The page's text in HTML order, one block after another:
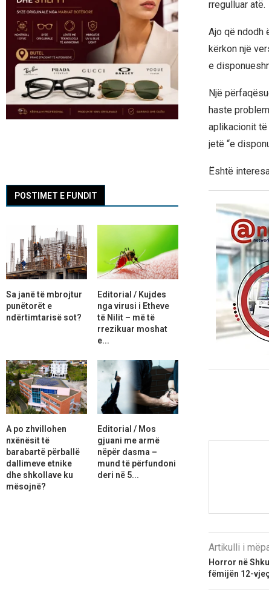
rregulluar atë.
Ajo që ndodh
kërkon një
e
Një
haste
aplikacionit të
jetë “e
Është
Artikulli i
Horror në
fëmijën 12-
POSTIMET E FUNDIT
Sa janë të mbrojtur
punëtorët e
ndërtimtarisë sot?
Editorial / Kujdes
nga virusi i Etheve
të Nilit – më të
rrezikuar moshat
e...
A po zhvillohen
nxënësit të
barabartë përballë
dallimeve etnike
dhe shkollave ku
mësojnë?
Editorial / Mos
gjuani me armë
nëpër dasma –
mund të përfundoni
deri në 5...